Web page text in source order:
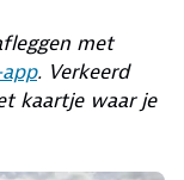
met
. Verkeerd
kaartje waar je